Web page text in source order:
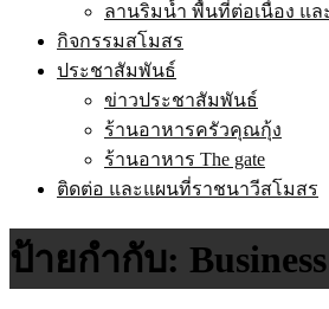
ลานริมน้ำ พื้นที่ต่อเนื่อง แ
กิจกรรมสโมสร
ประชาสัมพันธ์
ข่าวประชาสัมพันธ์
ร้านอาหารครัวคุณกุ้ง
ร้านอาหาร The gate
ติดต่อ และแผนที่ราชนาวีสโมสร
ป้ายกำกับ: Business